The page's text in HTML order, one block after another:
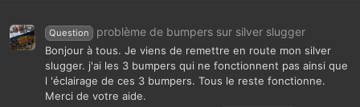
Question problème de bumpers sur silver slugger
Bonjour à tous. Je viens de remettre en route mon silver
slugger. j'ai les 3 bumpers qui ne fonctionnent pas ainsi que
l 'éclairage de ces 3 bumpers. Tous le reste fonctionne.
Merci de votre aide.